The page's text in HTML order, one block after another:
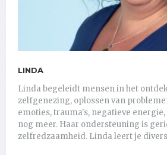
LINDA
Linda begeleidt mensen in het
zelfgenezing, oplossen van
emoties, trauma's, negatieve
nog meer. Haar ondersteuning is
zelfredzaamheid. Linda leert je